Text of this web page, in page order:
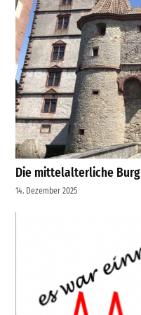
Die mittelalterliche Burg
14. Dezember 2025